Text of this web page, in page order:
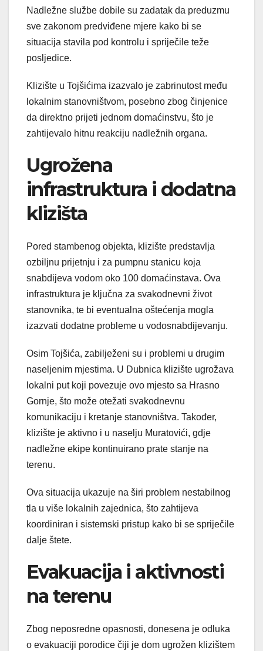
Nadležne službe dobile su zadatak da preduzmu
sve zakonom predviđene mjere kako bi se
situacija stavila pod kontrolu i spriječile teže
posljedice.
Klizište u Tojšićima izazvalo je zabrinutost među
lokalnim stanovništvom, posebno zbog činjenice
da direktno prijeti jednom domaćinstvu, što je
zahtijevalo hitnu reakciju nadležnih organa.
Ugrožena
infrastruktura i dodatna
klizišta
Pored stambenog objekta, klizište predstavlja
ozbiljnu prijetnju i za pumpnu stanicu koja
snabdijeva vodom oko 100 domaćinstava. Ova
infrastruktura je ključna za svakodnevni život
stanovnika, te bi eventualna oštećenja mogla
izazvati dodatne probleme u vodosnabdijevanju.
Osim Tojšića, zabilježeni su i problemi u drugim
naseljenim mjestima. U Dubnica klizište ugrožava
lokalni put koji povezuje ovo mjesto sa Hrasno
Gornje, što može otežati svakodnevnu
komunikaciju i kretanje stanovništva. Također,
klizište je aktivno i u naselju Muratovići, gdje
nadležne ekipe kontinuirano prate stanje na
terenu.
Ova situacija ukazuje na širi problem nestabilnog
tla u više lokalnih zajednica, što zahtijeva
koordiniran i sistemski pristup kako bi se spriječile
dalje štete.
Evakuacija i aktivnosti
na terenu
Zbog neposredne opasnosti, donesena je odluka
o evakuaciji porodice čiji je dom ugrožen klizištem